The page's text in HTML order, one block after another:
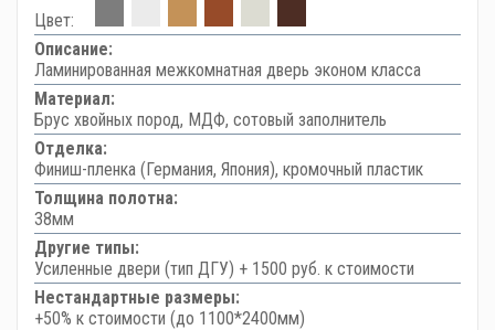
Цвет:
Описание:
Ламинированная межкомнатная дверь эконом класса
Материал:
Брус хвойных пород, МДФ, сотовый заполнитель
Отделка:
Финиш-пленка (Германия, Япония), кромочный пластик
Толщина полотна:
38мм
Другие типы:
Усиленные двери (тип ДГУ) + 1500 руб. к стоимости
Нестандартные размеры:
+50% к стоимости (до 1100*2400мм)